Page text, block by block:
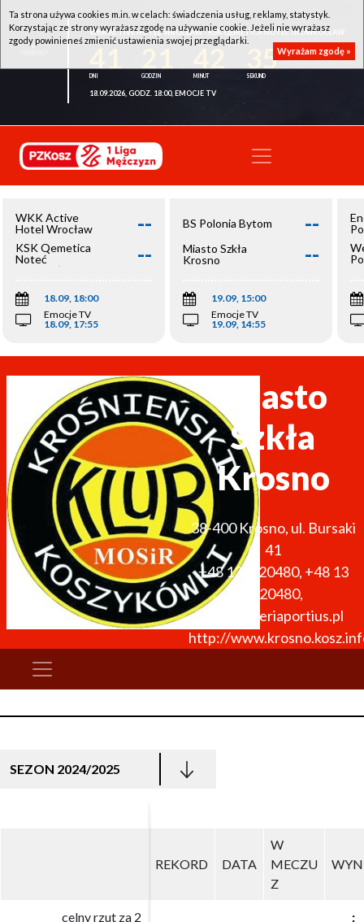
WKK ACTIVE HOTEL WROCŁAW - KSK QEMETICA NOTEĆ INOWROCŁAW
34
18.09.2026, GODZ. 18:00, EMOCJE TV
WKK Active
Hotel Wrocław
--
KSK Qemetica
Noteć
Inowrocław
--
18.09, 18:00
Emocje TV
18.09, 17:55
BS Polonia Bytom --
Miasto Szkła
Krosno
--
19.09, 15:00
Emocje TV
19.09, 14:55
Miasto
Szkła
Krosno
38-400 Krosno, ul. Bursaki
41
+48 134320480, +48 13
4320480,
info@galeriaportius.pl
http://
SEZON 2024/2025
REKORD DATA
W
MECZU
Z
celny rzut za 2 :
REKORD DATA
W
MECZU
Z
celny rzut za 2 :
Ta strona używa cookies m.in. w celach: świadczenia usług, reklamy, statystyk.
Korzystając ze strony wyrażasz zgodę na używanie cookie. Jeżeli nie wyrażasz
zgody powinieneś zmienić ustawienia swojej przeglądarki.
Wyrażam zgodę »